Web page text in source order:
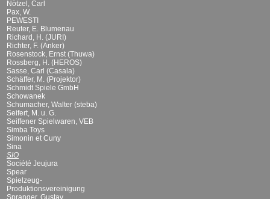
Nötzel, Carl
Pax, W.
PEWESTI
Reuter, E. Blumenau
Richard, H. (JURI)
Richter, F. (Anker)
Rosenstock, Ernst (Thuwa)
Rossberg, H. (HEROS)
Sasse, Carl (Casala)
Schäffer, M. (Projektor)
Schmidt Spiele GmbH
Schowanek
Schumacher, Walter (steba)
Seifert, M. u. G.
Seiffener Spielwaren, VEB
Simba Toys
Simonin et Cuny
Sina
SIO
Société Jeujura
Spear
Spielzeug-
Produktionsvereinigung
Spranger, Gustav